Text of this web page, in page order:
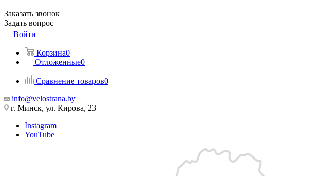
Заказать звонок
Задать вопрос
Войти
Корзина0
Отложенные0
Сравнение товаров0
info@velostrana.by
г. Минск, ул. Кирова, 23
Instagram
YouTube